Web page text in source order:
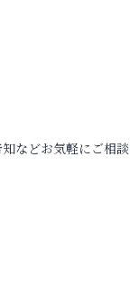
などお気軽にご相